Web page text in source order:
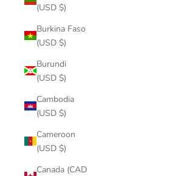
(USD $)
Burkina Faso
(USD $)
Burundi
(USD $)
Cambodia
(USD $)
Cameroon
(USD $)
Canada (CAD